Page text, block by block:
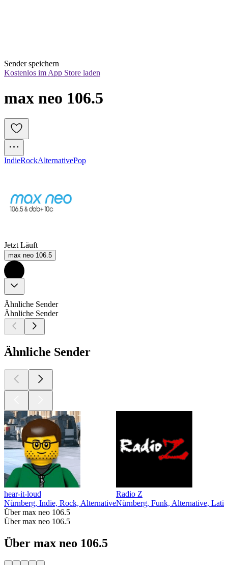
Sender speichern
Kostenlos im App Store laden
max neo 106.5
IndieRockAlternativePop
Jetzt Läuft
max neo 106.5
Ähnliche Sender
Ähnliche Sender
Ähnliche Sender
hear-it-loud
Nürnberg, Indie, Rock, Alternative
Radio Z
Nürnberg, Funk, Alternative, Latin
Über max neo 106.5
Über max neo 106.5
Über max neo 106.5